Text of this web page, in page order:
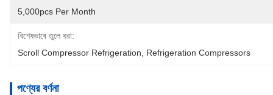
5,000pcs Per Month
বিশেষভাবে তুলে ধরা:
Scroll Compressor Refrigeration
Refrigeration Compressors
পণ্যের বর্ণনা